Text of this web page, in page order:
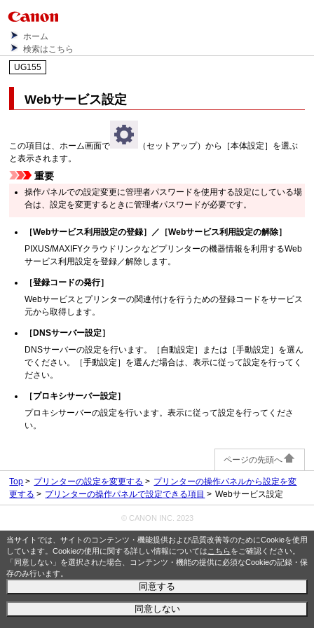
当サイトでは、サイトのコンテンツ・機能提供および品質改善等のためにCookieを使用
しています。Cookieの使用に関する詳しい情報については こちらをご確認ください。
「同意しない」を選択された場合、コンテンツ・機能の提供に必須なCookieの記録・保
存のみ行います。
同意する
同意しない
ホーム
検索はこちら
UG155
Webサービス設定
この項目は、ホーム画面で
（セットアップ）から［本体設定］を選ぶ
と表示されます。
重要
操作パネルでの設定変更に管理者パスワードを使用する設定にしている場
合は、設定を変更するときに管理者パスワードが必要です。
［Webサービス利用設定の登録］／［Webサービス利用設定の解除］
PIXUS/MAXIFYクラウドリンクなどプリンターの機器情報を利用するWeb
サービス利用設定を登録／解除します。
［登録コードの発行］
Webサービスとプリンターの関連付けを行うための登録コードをサービス
元から取得します。
［DNSサーバー設定］
DNSサーバーの設定を行います。［自動設定］または［手動設定］を選ん
でください。［手動設定］を選んだ場合は、表示に従って設定を行ってく
ださい。
［プロキシサーバー設定］
プロキシサーバーの設定を行います。表示に従って設定を行ってくださ
い。
ページの先頭へ
Top プリンターの設定を変更する
プリンターの操作パネルから設定を変
更する
プリンターの操作パネルで設定できる項目 Webサービス設定
© CANON INC. 2023